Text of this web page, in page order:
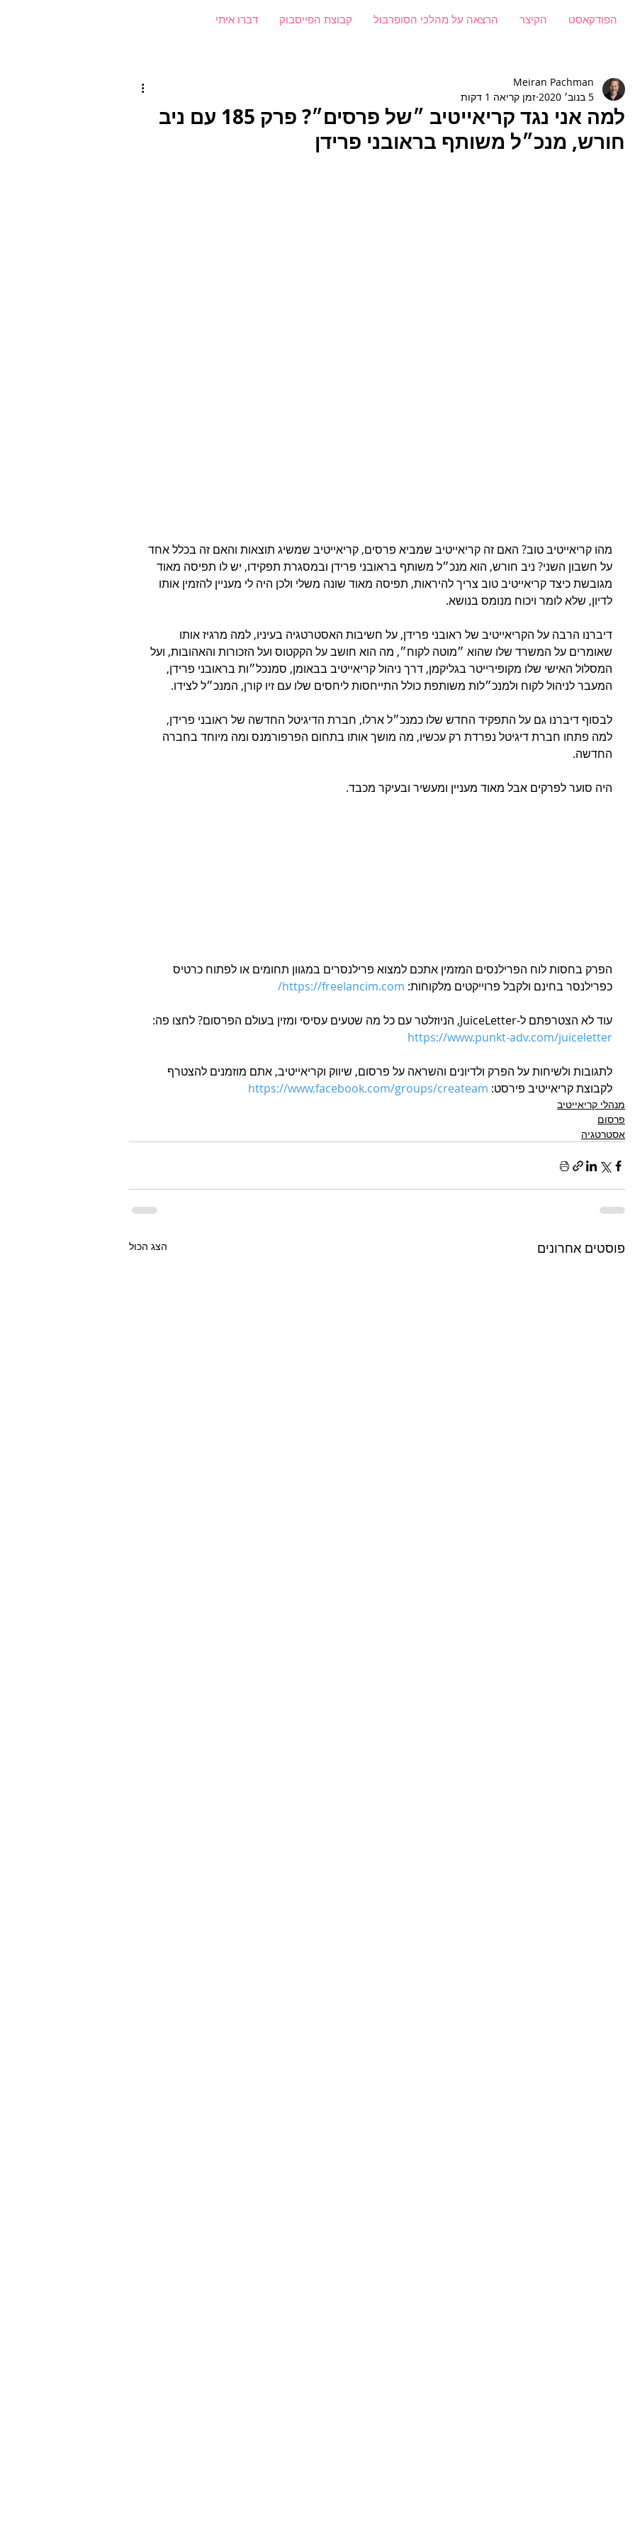
דברו איתי קבוצת הפייסבוק הרצאה על מהלכי הסופרבול הקיצר הפודקאסט
למה אני נגד קריאייטיב ״של פרסים״? פרק 185 עם ניב
חורש, מנכ״ל משותף בראובני פרידן
Meiran Pachman
5 בנוב׳ 2020
זמן קריאה 1 דקות
מהו קריאייטיב טוב? האם זה קריאייטיב שמביא פרסים, קריאייטיב שמשיג תוצאות והאם זה בכלל אחד
על חשבון השני? ניב חורש, הוא מנכ״ל משותף בראובני פרידן ובמסגרת תפקידו, יש לו תפיסה מאוד
מגובשת כיצד קריאייטיב טוב צריך להיראות, תפיסה מאוד שונה משלי ולכן היה לי מעניין להזמין אותו
לדיון, שלא לומר ויכוח מנומס בנושא.
דיברנו הרבה על הקריאייטיב של ראובני פרידן, על חשיבות האסטרטגיה בעיניו, למה מרגיז אותו
שאומרים על המשרד שלו שהוא ״מוטה לקוח״, מה הוא חושב על הקקטוס ועל הזכורות והאהובות, ועל
המסלול האישי שלו מקופירייטר בגליקמן, דרך ניהול קריאייטיב בבאומן, סמנכל״ות בראובני פרידן,
המעבר לניהול לקוח ולמנכ״לות משותפת כולל התייחסות ליחסים שלו עם זיו קורן, המנכ״ל לצידו.
לבסוף דיברנו גם על התפקיד החדש שלו כמנכ״ל ארלו, חברת הדיגיטל החדשה של ראובני פרידן,
למה פתחו חברת דיגיטל נפרדת רק עכשיו, מה מושך אותו בתחום הפרפורמנס ומה מיוחד בחברה
החדשה.
היה סוער לפרקים אבל מאוד מעניין ומעשיר ובעיקר מכבד.
הפרק בחסות לוח הפרילנסים המזמין אתכם למצוא פרילנסרים במגוון תחומים או לפתוח כרטיס
כפרילנסר בחינם ולקבל פרוייקטים מלקוחות: https://freelancim.com/
עוד לא הצטרפתם ל-JuiceLetter, הניוזלטר עם כל מה שטעים עסיסי ומזין בעולם הפרסום? לחצו פה:
https://www.punkt-adv.com/juiceletter
לתגובות ולשיחות על הפרק ולדיונים והשראה על פרסום, שיווק וקריאייטיב, אתם מוזמנים להצטרף
לקבוצת קריאייטיב פירסט:
https://www.facebook.com/groups/createam
מנהלי קריאייטיב
פרסום
אסטרטגיה
פוסטים אחרונים הצג הכול